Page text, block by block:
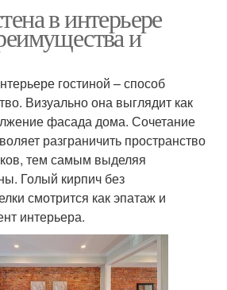
в интерьере
и
гостиной – способ
Визуально она выглядит как
фасада дома. Сочетание
разграничить пространство
тем самым выделяя
Голый кирпич без
смотрится как эпатаж и
интерьера.